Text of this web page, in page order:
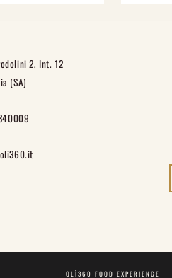
2, Int. 12
(SA)
OLÌ360 FOOD EXPERIENCE